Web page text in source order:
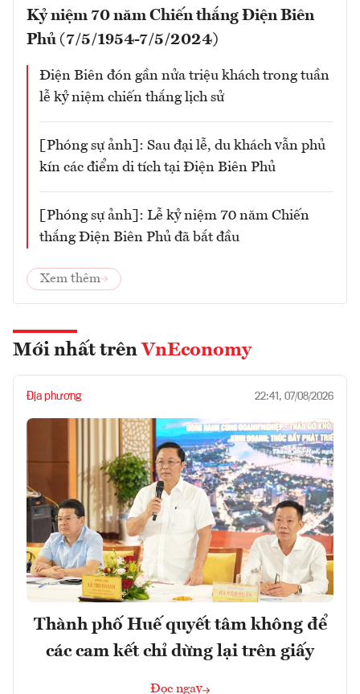
Kỷ niệm 70 năm Chiến thắng Điện Biên
Phủ (7/5/1954-7/5/2024)
Điện Biên đón gần nửa triệu khách trong tuần
lễ kỷ niệm chiến thắng lịch sử
[Phóng sự ảnh]: Sau đại lễ, du khách vẫn phủ
kín các điểm di tích tại Điện Biên Phủ
[Phóng sự ảnh]: Lễ kỷ niệm 70 năm Chiến
thắng Điện Biên Phủ đã bắt đầu
Xem thêm
Mới nhất trên VnEconomy
Địa phương 22:41, 07/08/2026
Thành phố Huế quyết tâm không để
các cam kết chỉ dừng lại trên giấy
Đọc ngay